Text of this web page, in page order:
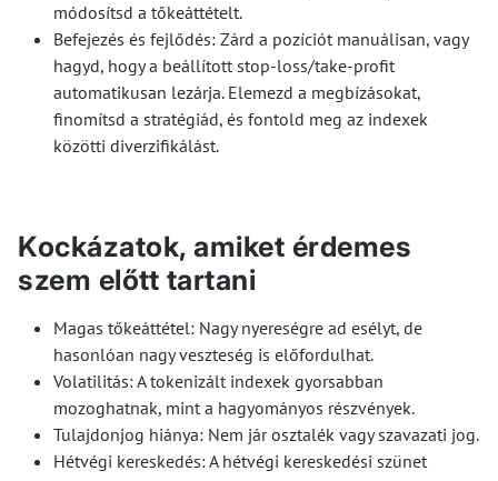
módosítsd a tőkeáttételt.
Befejezés és fejlődés: Zárd a pozíciót manuálisan, vagy
hagyd, hogy a beállított stop-loss/take-profit
automatikusan lezárja. Elemezd a megbízásokat,
finomítsd a stratégiád, és fontold meg az indexek
közötti diverzifikálást.
Kockázatok, amiket érdemes
szem előtt tartani
Magas tőkeáttétel: Nagy nyereségre ad esélyt, de
hasonlóan nagy veszteség is előfordulhat.
Volatilitás: A tokenizált indexek gyorsabban
mozoghatnak, mint a hagyományos részvények.
Tulajdonjog hiánya: Nem jár osztalék vagy szavazati jog.
Hétvégi kereskedés: A hétvégi kereskedési szünet